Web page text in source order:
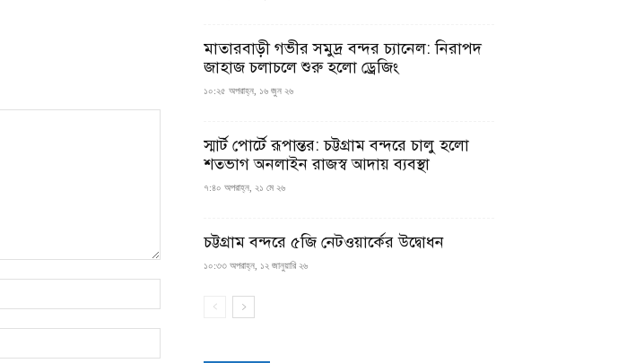
মাতারবাড়ী গভীর সমুদ্র বন্দর চ্যানেল: নিরাপদ
জাহাজ চলাচলে শুরু হলো ড্রেজিং
১০:২৫ অপরাহ্ন, ১৬ জুন ২৬
স্মার্ট পোর্টে রূপান্তর: চট্টগ্রাম বন্দরে চালু হলো
শতভাগ অনলাইন রাজস্ব আদায় ব্যবস্থা
৭:৪০ অপরাহ্ন, ২১ মে ২৬
চট্টগ্রাম বন্দরে ৫জি নেটওয়ার্কের উদ্বোধন
১০:৩৩ অপরাহ্ন, ১২ জানুয়ারি ২৬